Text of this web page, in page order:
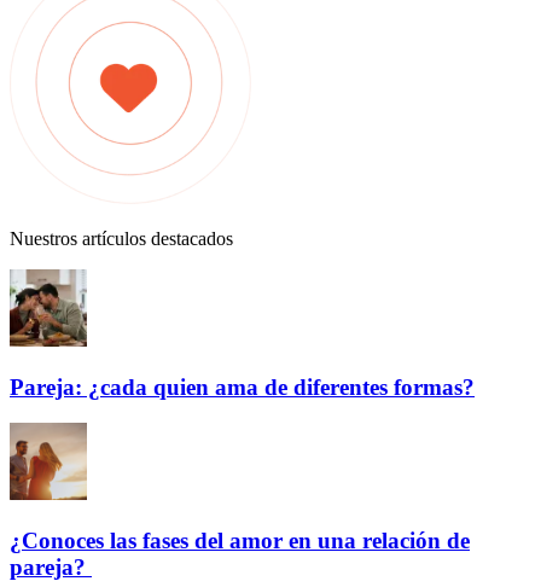
Nuestros artículos destacados
Pareja: ¿cada quien ama de diferentes formas?
¿Conoces las fases del amor en una relación de
pareja?